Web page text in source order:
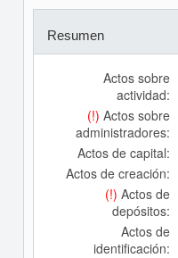
Resumen
Actos sobre
actividad:
(!) Actos sobre
administradores:
Actos de capital:
Actos de creación:
(!) Actos de
depósitos:
Actos de
identificación: